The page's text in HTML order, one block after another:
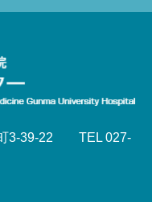
町3-39-22 TEL 027-